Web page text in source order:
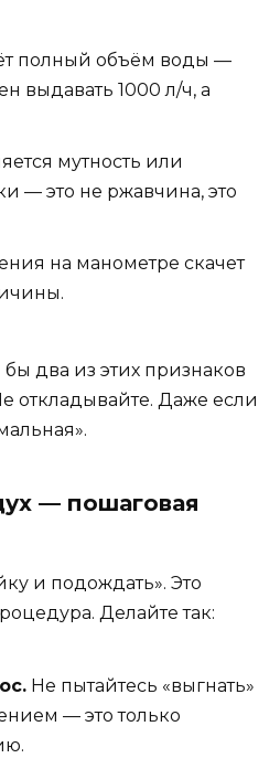
полный объём воды —
выдавать 1000 л/ч, а
мутность или
— это не ржавчина, это
на манометре скачет
два из этих признаков
откладывайте. Даже если
— пошаговая
и подождать». Это
Делайте так:
Не пытайтесь «выгнать»
— это только